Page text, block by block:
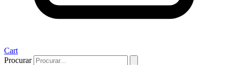
Cart
Procurar